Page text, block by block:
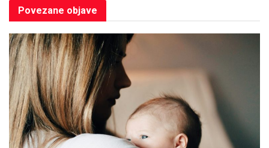
Povezane objave